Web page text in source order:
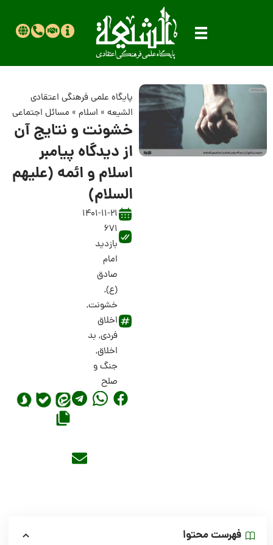
پایگاه علمی فرهنگی اعتقادی
الشیعه» اسلام» مسائل اجتماعی
خشونت و نتایج آن
از دیدگاه پیامبر
اسلام و ائمه (علیهم
السلام)
1401-11-21
671
بازدید
امام
صادق
(ع),
خشونت,
اخلاق
فردی, بد
اخلاق,
جنگ و
صلح
فهرست محتوا